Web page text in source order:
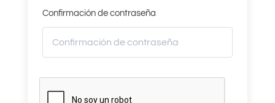
Confirmación de contraseña